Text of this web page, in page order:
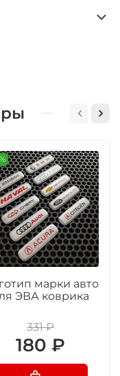
марки авто
ЭВА коврика
331 ₽
180 ₽